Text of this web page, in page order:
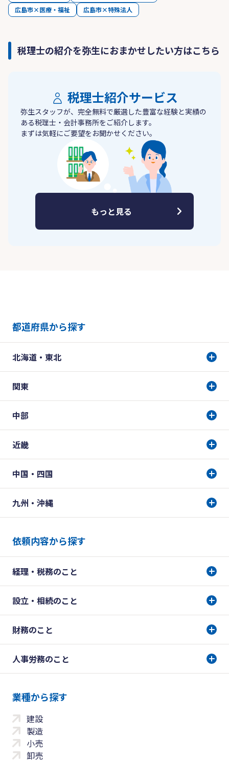
広島市×医療・福祉
広島市×特殊法人
税理士の紹介を弥生におまかせしたい方はこちら
税理士紹介サービス
弥生スタッフが、完全無料で厳選した豊富な経験と実績の
ある税理士・会計事務所をご紹介します。
まずは気軽にご要望をお聞かせください。
もっと見る
都道府県から探す
北海道・東北
関東
中部
近畿
中国・四国
九州・沖縄
依頼内容から探す
経理・税務のこと
設立・相続のこと
財務のこと
人事労務のこと
業種から探す
建設
製造
小売
卸売